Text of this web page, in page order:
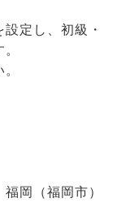
定し、初級・
岡（福岡市）